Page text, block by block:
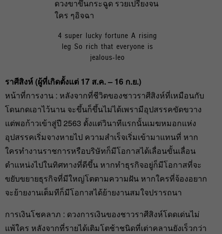
4 super lucky fortune A rising
leg So rich that everyone is
jealous-leo
ราศีสิงห์ (ผู้ที่เกิดตั้งแต่ 17 ส.ค. – 16 ก.ย.)
หน้าที่การงาน : หลังจากที่ชีวิตของชาวราศีสิงห์ที่เหมือนกับ
โดนกดเอาไว้นาน จะขึ้นก็ขึ้นไม่ได้เพรามีอุปสรรคขัดขวาง
แต่พอก้าวเข้าสู่ปี 2563 ตั้งแต่วินาทีแรกนั้นเมฆหมอกแห่ง
อุปสรรคเริ่มจางหายไป ความสำเร็จเริ่มเข้ามาแทนที่ หาก
ใครทำงานราชการหรือบริษัทก็มีโอกาสได้เลื่อนขั้นเลื่อน
ตำแหน่งไปในทิศทางที่ดีขึ้น หากทำธุรกิจอยู่ก็มีโอกาสที่จะ
ขยับขยายธุรกิจที่มีใหญ่โตตามความฝัน หากใครที่จ้องอยาก
จะย้ายงานเต็มทีก็มีโอกาสได้ย้ายงานสมใจปรารถนา
การเงินโชคลาภ : ดวงการเงินของชาวราศีสิงห์โดดเด่นไม่
แพ้ใคร หลังจากที่รายได้เติมโตช้าชนิดที่เต่าคลานยังเร็วกว่า